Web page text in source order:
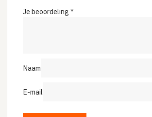
Je beoordeling *
Naam
E-mail